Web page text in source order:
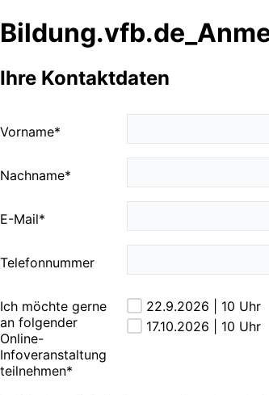
Ihre Kontaktdaten
Vorname*
Nachname*
E-Mail*
Telefonnummer
Ich möchte gerne
an folgender
Online-
Infoveranstaltung
teilnehmen*
22.9.2026 | 10 Uhr
17.10.2026 | 10 Uhr